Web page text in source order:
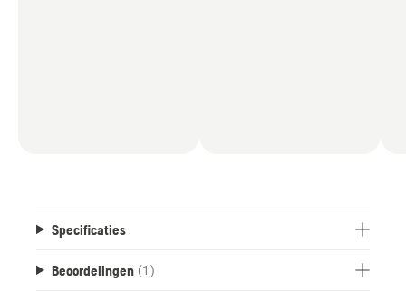
Specificaties
Beoordelingen (1)